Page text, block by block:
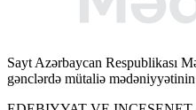
Sayt Azərbaycan Respublikası
gənclərdə mütaliə